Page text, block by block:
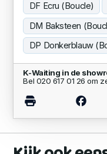
DF Ecru (Boucle)
DM Baksteen
DP Donkerblauw
K-Waiting in de
Bel 020 617 01 26 om